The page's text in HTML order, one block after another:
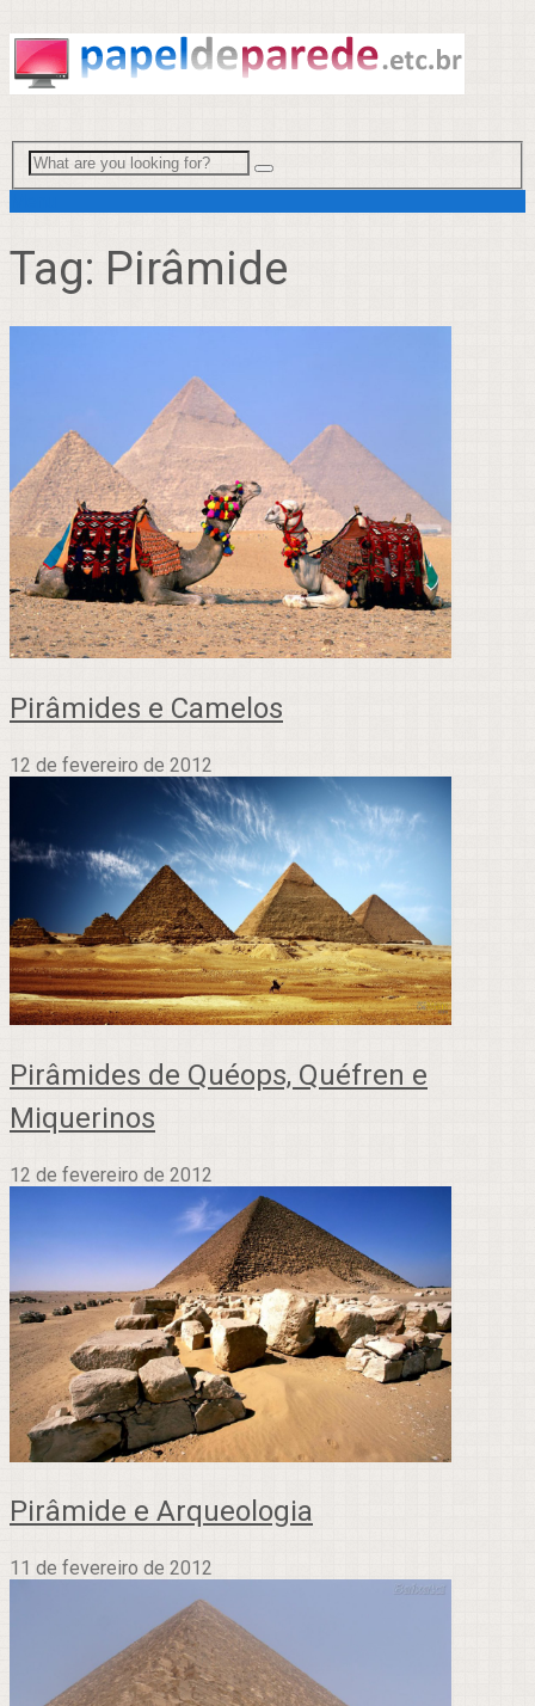
Tag: Pirâmide
Pirâmides e Camelos
12 de fevereiro de 2012
Pirâmides de Quéops, Quéfren e
Miquerinos
12 de fevereiro de 2012
Pirâmide e Arqueologia
11 de fevereiro de 2012